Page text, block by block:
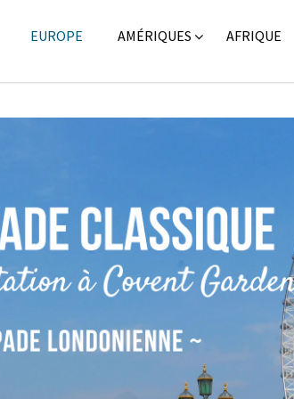
EUROPE AMÉRIQUES AFRIQUE